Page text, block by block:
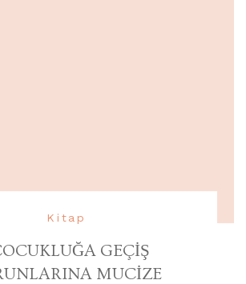
Kitap
GEÇİŞ
MUCİZE